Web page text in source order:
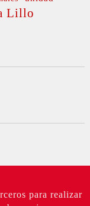
Lillo
para realizar